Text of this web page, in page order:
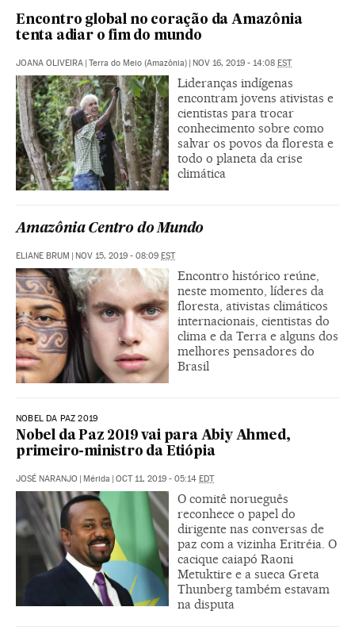
Encontro global no coração da Amazônia
tenta adiar o fim do mundo
JOANA OLIVEIRA | Terra do Meio (Amazônia) | NOV 16, 2019 - 14:08 EST
Lideranças indígenas
encontram jovens ativistas e
cientistas para trocar
conhecimento sobre como
salvar os povos da floresta e
todo o planeta da crise
climática
Amazônia Centro do Mundo
ELIANE BRUM | NOV 15, 2019 - 08:09 EST
Encontro histórico reúne,
neste momento, líderes da
floresta, ativistas climáticos
internacionais, cientistas do
clima e da Terra e alguns dos
melhores pensadores do
Brasil
NOBEL DA PAZ 2019
Nobel da Paz 2019 vai para Abiy Ahmed,
primeiro-ministro da Etiópia
JOSÉ NARANJO | Mérida | OCT 11, 2019 - 05:14 EDT
O comitê norueguês
reconhece o papel do
dirigente nas conversas de
paz com a vizinha Eritréia. O
cacique caiapó Raoni
Metuktire e a sueca Greta
Thunberg também estavam
na disputa